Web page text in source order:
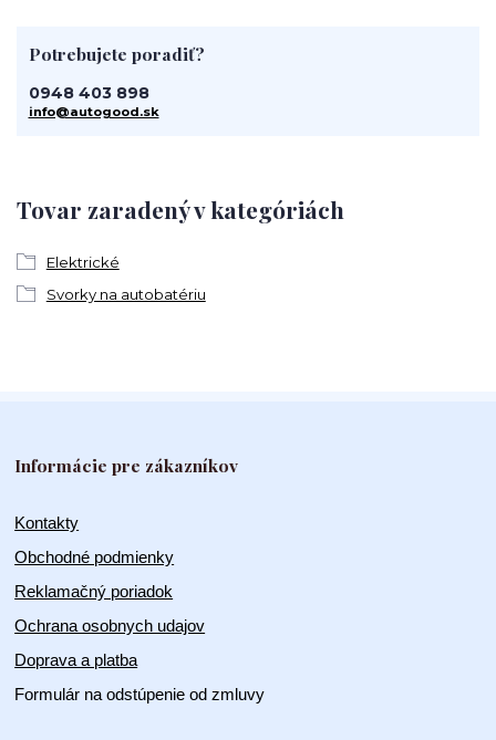
Tovar zaradený v kategóriách
Elektrické
Svorky na autobatériu
Potrebujete poradiť?
0948 403 898
info@autogood.sk
Informácie pre zákazníkov
Kontakty
Obchodné podmienky
Reklamačný poriadok
Ochrana osobnych udajov
Doprava a platba
Formulár na odstúpenie od zmluvy